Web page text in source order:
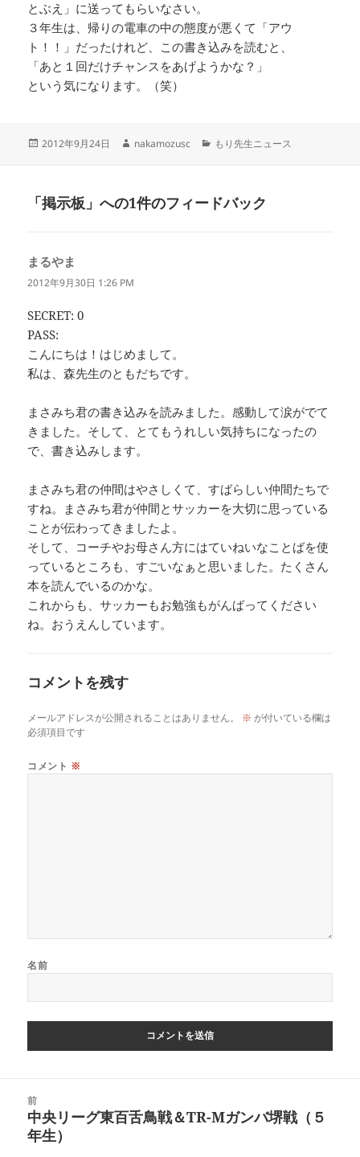
とぶえ」に送ってもらいなさい。
３年生は、帰りの電車の中の態度が悪くて「アウ
ト！！」だったけれど、この書き込みを読むと、
「あと１回だけチャンスをあげようかな？」
という気になります。（笑）
投
2012年9月24日
作
nakamozusc
カ
ー
もり先生ニュース
「掲示板」への1件のフィードバック
まるやま
り:
2012年9月30日 1:26 PM
SECRET: 0
PASS:
こんにちは！はじめまして。
私は、森先生のともだちです。
まさみち君の書き込みを読みました。感動して涙がでて
きました。そして、とてもうれしい気持ちになったの
で、書き込みします。
まさみち君の仲間はやさしくて、すばらしい仲間たちで
すね。まさみち君が仲間とサッカーを大切に思っている
ことが伝わってきましたよ。
そして、コーチやお母さん方にはていねいなことばを使
っているところも、すごいなぁと思いました。たくさん
本を読んでいるのかな。
これからも、サッカーもお勉強もがんばってください
ね。おうえんしています。
コメントを残す
メールアドレスが公開されることはありません。 ※ が付いている欄は
必須項目です
コメント ※
名前
前
前
の
中央リーグ東百舌鳥戦＆TR-Mガンバ堺戦（５
年生）